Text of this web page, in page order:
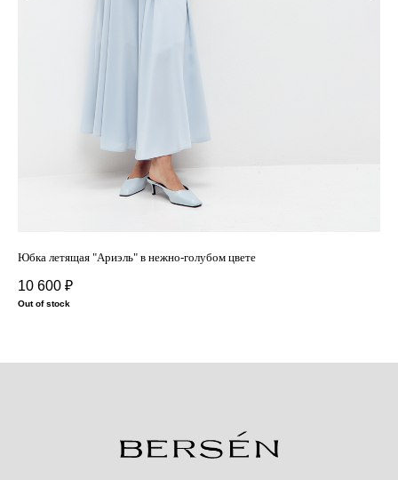
Юбка летящая "Ариэль" в нежно-голубом цвете
10 600 ₽
Out of stock